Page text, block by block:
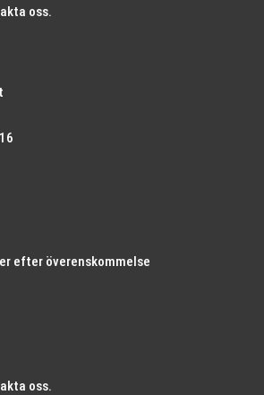
oss.
efter överenskommelse
oss.